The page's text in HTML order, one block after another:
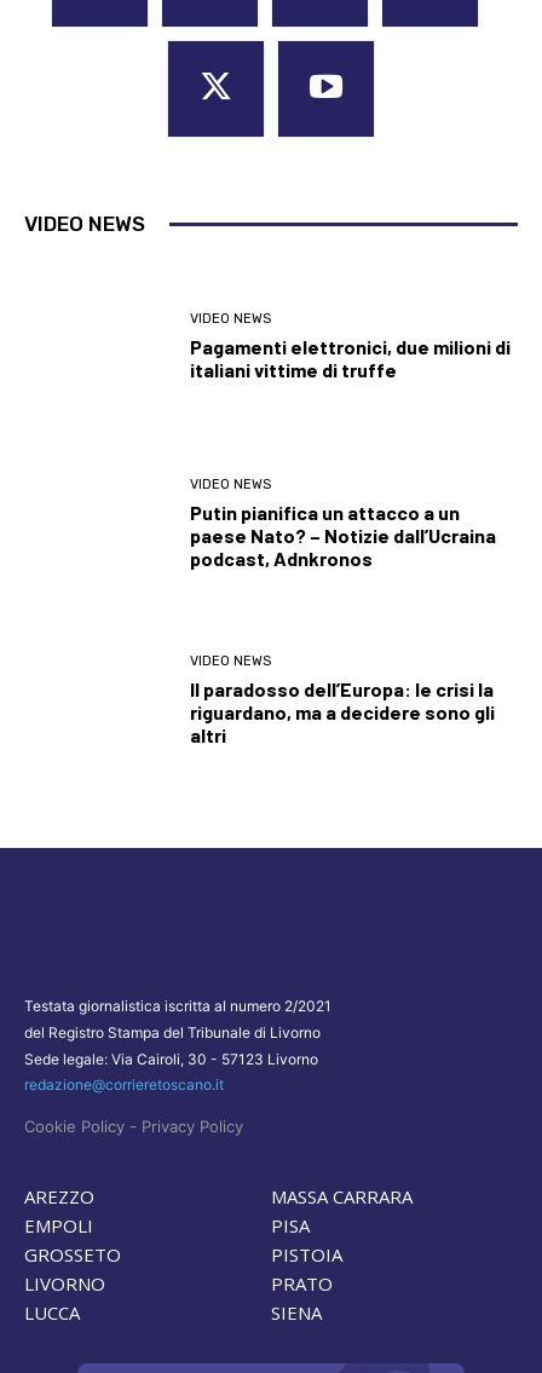
VIDEO NEWS
VIDEO NEWS
Pagamenti elettronici, due milioni di
italiani vittime di truffe
VIDEO NEWS
Putin pianifica un attacco a un
paese Nato? – Notizie dall’Ucraina
podcast, Adnkronos
VIDEO NEWS
Il paradosso dell’Europa: le crisi la
riguardano, ma a decidere sono gli
altri
Testata giornalistica iscritta al numero 2/2021
del Registro Stampa del Tribunale di Livorno
Sede legale: Via Cairoli, 30 - 57123 Livorno
redazione@corrieretoscano.it
Cookie Policy - Privacy Policy
AREZZO
EMPOLI
GROSSETO
LIVORNO
LUCCA
MASSA CARRARA
PISA
PISTOIA
PRATO
SIENA